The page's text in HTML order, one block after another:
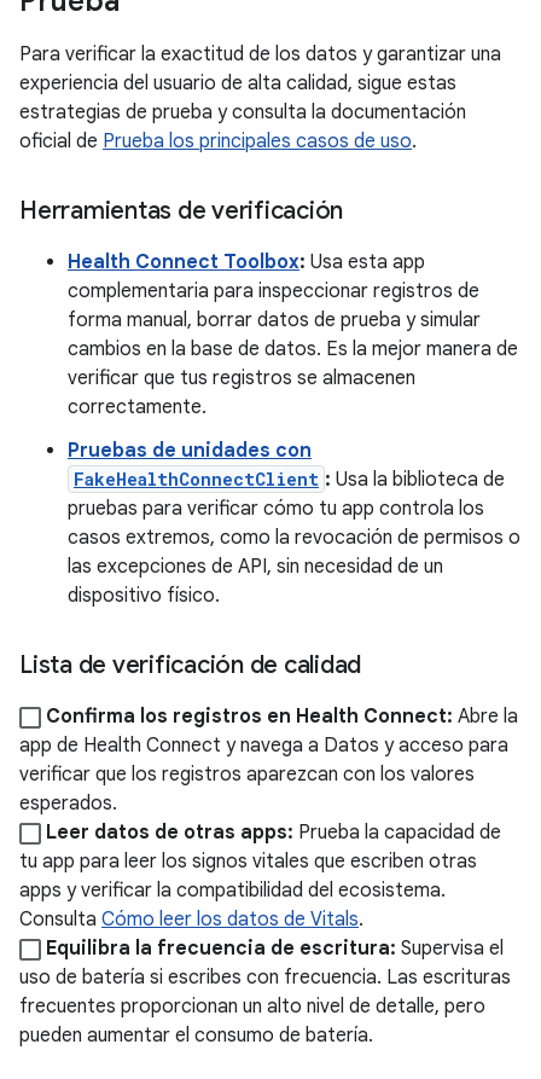
Para verificar la exactitud de los datos y garantizar una
experiencia del usuario de alta calidad, sigue estas
estrategias de prueba y consulta la documentación
oficial de Prueba los principales casos de uso.
Herramientas de verificación
Health Connect Toolbox: Usa esta app
complementaria para inspeccionar registros de
forma manual, borrar datos de prueba y simular
cambios en la base de datos. Es la mejor manera de
verificar que tus registros se almacenen
correctamente.
Pruebas de unidades con
FakeHealthConnectClient : Usa la biblioteca de
pruebas para verificar cómo tu app controla los
casos extremos, como la revocación de permisos o
las excepciones de API, sin necesidad de un
dispositivo físico.
Lista de verificación de calidad
Confirma los registros en Health Connect: Abre la
app de Health Connect y navega a Datos y acceso para
verificar que los registros aparezcan con los valores
esperados.
Leer datos de otras apps: Prueba la capacidad de
tu app para leer los signos vitales que escriben otras
apps y verificar la compatibilidad del ecosistema.
Consulta Cómo leer los datos de Vitals.
Equilibra la frecuencia de escritura: Supervisa el
uso de batería si escribes con frecuencia. Las escrituras
frecuentes proporcionan un alto nivel de detalle, pero
pueden aumentar el consumo de batería.